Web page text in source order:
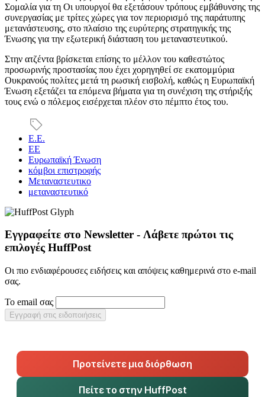
Σομαλία για τη Οι υπουργοί θα εξετάσουν τρόπους εμβάθυνσης της
συνεργασίας με τρίτες χώρες για τον περιορισμό της παράτυπης
μετανάστευσης, στο πλαίσιο της ευρύτερης στρατηγικής της
Ένωσης για την εξωτερική διάσταση του μεταναστευτικού.
Στην ατζέντα βρίσκεται επίσης το μέλλον του καθεστώτος
προσωρινής προστασίας που έχει χορηγηθεί σε εκατομμύρια
Ουκρανούς πολίτες μετά τη ρωσική εισβολή, καθώς η Ευρωπαϊκή
Ένωση εξετάζει τα επόμενα βήματα για τη συνέχιση της στήριξής
τους ενώ ο πόλεμος εισέρχεται πλέον στο πέμπτο έτος του.
Ε.Ε.
ΕΕ
Ευρωπαϊκή Ένωση
κόμβοι επιστροφής
Μεταναστευτικο
μεταναστευτικό
Εγγραφείτε στο Newsletter - Λάβετε πρώτοι τις
επιλογές HuffPost
Οι πιο ενδιαφέρουσες ειδήσεις και απόψεις καθημερινά στο e-mail
σας.
Το email σας
Εγγραφή στις ειδοποιήσεις
Προτείνετε μια διόρθωση
Πείτε το στην HuffPost